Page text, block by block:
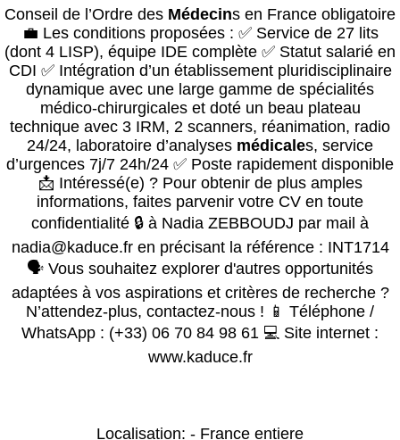
Conseil de l’Ordre des Médecins en France obligatoire
💼 Les conditions proposées : ✅ Service de 27 lits
(dont 4 LISP), équipe IDE complète ✅ Statut salarié en
CDI ✅ Intégration d’un établissement pluridisciplinaire
dynamique avec une large gamme de spécialités
médico-chirurgicales et doté un beau plateau
technique avec 3 IRM, 2 scanners, réanimation, radio
24/24, laboratoire d’analyses médical es, service
d’urgences 7j/7 24h/24 ✅ Poste rapidement disponible
📩 Intéressé(e) ? Pour obtenir de plus amples
informations, faites parvenir votre CV en toute
confidentialité 🔒 à Nadia ZEBBOUDJ par mail à
nadia@kaduce.fr en précisant la référence : INT1714
🗣️ Vous souhaitez explorer d'autres opportunités
adaptées à vos aspirations et critères de recherche ?
N’attendez-plus, contactez-nous ! 📱 Téléphone /
WhatsApp : (+33) 06 70 84 98 61 💻 Site internet :
www.kaduce.fr
Localisation: - France entiere